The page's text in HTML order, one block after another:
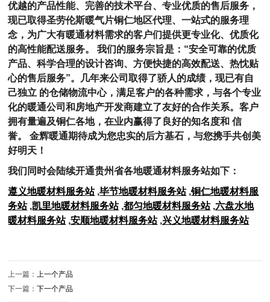
优越的产品性能、完善的技术平台、专业优质的售后服务，
现已取得圣劳伦斯暖气片铜仁地区代理、一站式的服务理
念，为广大有暖通材料需求的客户们提供更专业化、优质化
的高性能配送服务。
我们的服务宗旨是： “安全可靠的优质
产品、科学合理的设计咨询、方便快捷的高效配送、热忱贴
心的售后服务”。几年来公司取得了骄人的成绩，现已有自
己独立 的仓储物流中心，满足客户的各种需求，与各个专业
化的暖通公司和房地产开发商建立了友好的合作关系。客户
拥有量遍及铜仁各地，在业内赢得了良好的知名度和 信
誉。
金辉暖通期待成为您忠实的后方基石，与您携手共创美
好明天！
我们同时会陆续开通贵州省各地暖通材料服务站如下：
遵义地暖材料服务站,毕节地暖材料服务站,铜仁地暖材料服
务站,凯里地暖材料服务站,都匀地暖材料服务站,六盘水地
暖材料服务站,安顺地暖材料服务站,兴义地暖材料服务站
上一篇：上一个产品
下一篇：下一个产品